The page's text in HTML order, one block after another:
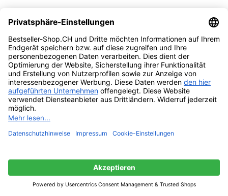
Vergleichen
Quick view
Zur Wunschliste hinzufügen
NEU: 100 Stück + 10 GRATIS OP-Mundschutz –
(CE Zertifiziert)